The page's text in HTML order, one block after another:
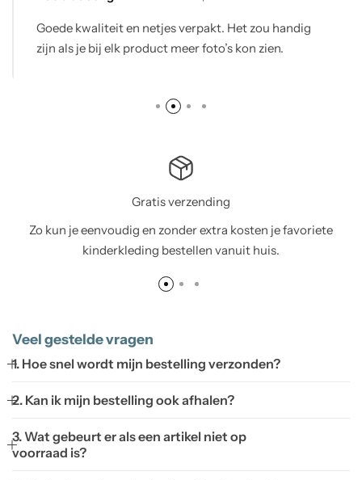
Goede kwaliteit en netjes verpakt. Het zou handig
zijn als je bij elk product meer foto’s kon zien.
Gratis verzending
Zo kun je eenvoudig en zonder extra kosten je favoriete
kinderkleding bestellen vanuit huis.
Veel gestelde vragen
1. Hoe snel wordt mijn bestelling verzonden?
2. Kan ik mijn bestelling ook afhalen?
3. Wat gebeurt er als een artikel niet op
voorraad is?